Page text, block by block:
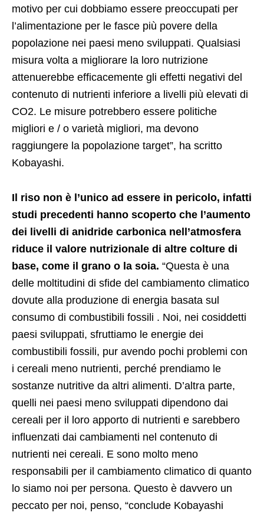
motivo per cui dobbiamo essere preoccupati per
l’alimentazione per le fasce più povere della
popolazione nei paesi meno sviluppati. Qualsiasi
misura volta a migliorare la loro nutrizione
attenuerebbe efficacemente gli effetti negativi del
contenuto di nutrienti inferiore a livelli più elevati di
CO2. Le misure potrebbero essere politiche
migliori e / o varietà migliori, ma devono
raggiungere la popolazione target”, ha scritto
Kobayashi.
Il riso non è l’unico ad essere in pericolo, infatti
studi precedenti hanno scoperto che l’aumento
dei livelli di anidride carbonica nell’atmosfera
riduce il valore nutrizionale di altre colture di
base, come il grano o la soia. “Questa è una
delle moltitudini di sfide del cambiamento climatico
dovute alla produzione di energia basata sul
consumo di combustibili fossili . Noi, nei cosiddetti
paesi sviluppati, sfruttiamo le energie dei
combustibili fossili, pur avendo pochi problemi con
i cereali meno nutrienti, perché prendiamo le
sostanze nutritive da altri alimenti. D’altra parte,
quelli nei paesi meno sviluppati dipendono dai
cereali per il loro apporto di nutrienti e sarebbero
influenzati dai cambiamenti nel contenuto di
nutrienti nei cereali. E sono molto meno
responsabili per il cambiamento climatico di quanto
lo siamo noi per persona. Questo è davvero un
peccato per noi, penso, “conclude Kobayashi